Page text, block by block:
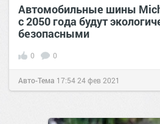
Автомобильные шины
с 2050 года будут
безопасными
0 0
Авто-Тема 17:54 24 фев 2021